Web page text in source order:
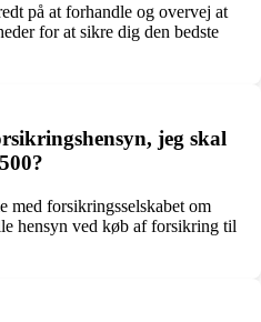
på at forhandle og overvej at
for at sikre dig den bedste
jeg skal
med forsikringsselskabet om
hensyn ved køb af forsikring til